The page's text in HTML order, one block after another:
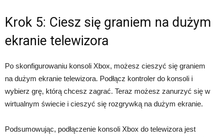
Krok 5: Ciesz się graniem na dużym
ekranie telewizora
Po skonfigurowaniu konsoli Xbox, możesz cieszyć się graniem
na dużym ekranie telewizora. Podłącz kontroler do konsoli i
wybierz grę, którą chcesz zagrać. Teraz możesz zanurzyć się w
wirtualnym świecie i cieszyć się rozgrywką na dużym ekranie.
Podsumowując, podłączenie konsoli Xbox do telewizora jest